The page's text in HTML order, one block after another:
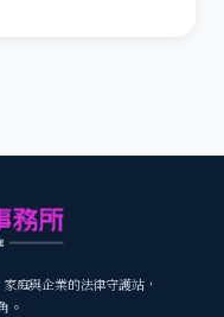
庭與企業的法律守護站，
。